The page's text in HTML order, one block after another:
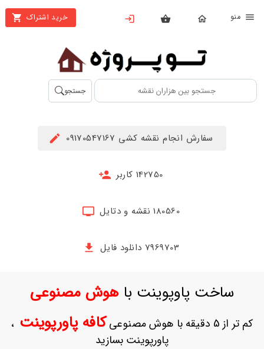
خرید اشتراک
بستن
محصولات
تهیه
اشتراک
حساب
ثبت
جستجو
سفارش انجام نقشه کشی 09170547167
142750 کاربر
180560 نقشه و دتایل
7969703 دانلود فایل
ساخت پاوپوینت باهوش مصنوعی
کم تر از 5 دقیقه با هوش مصنوعی کافه پاورپوینت ،
پاورپوینت بسازید